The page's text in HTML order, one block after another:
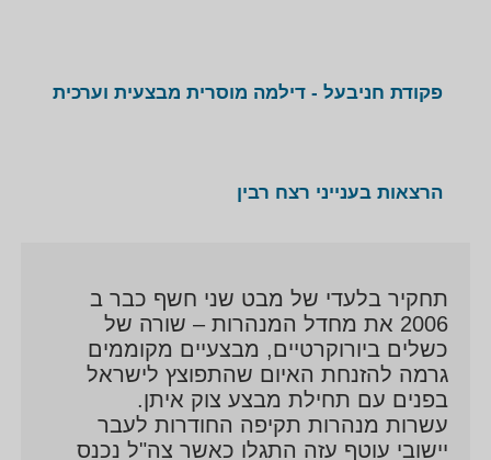
פקודת חניבעל - דילמה מוסרית מבצעית וערכית
הרצאות בענייני רצח רבין
תחקיר בלעדי של מבט שני חשף כבר ב
2006 את מחדל המנהרות – שורה של
כשלים ביורוקרטיים, מבצעיים מקוממים
גרמה להזנחת האיום שהתפוצץ לישראל
בפנים עם תחילת מבצע צוק איתן.
עשרות מנהרות תקיפה החודרות לעבר
יישובי עוטף עזה התגלו כאשר צה"ל נכנס